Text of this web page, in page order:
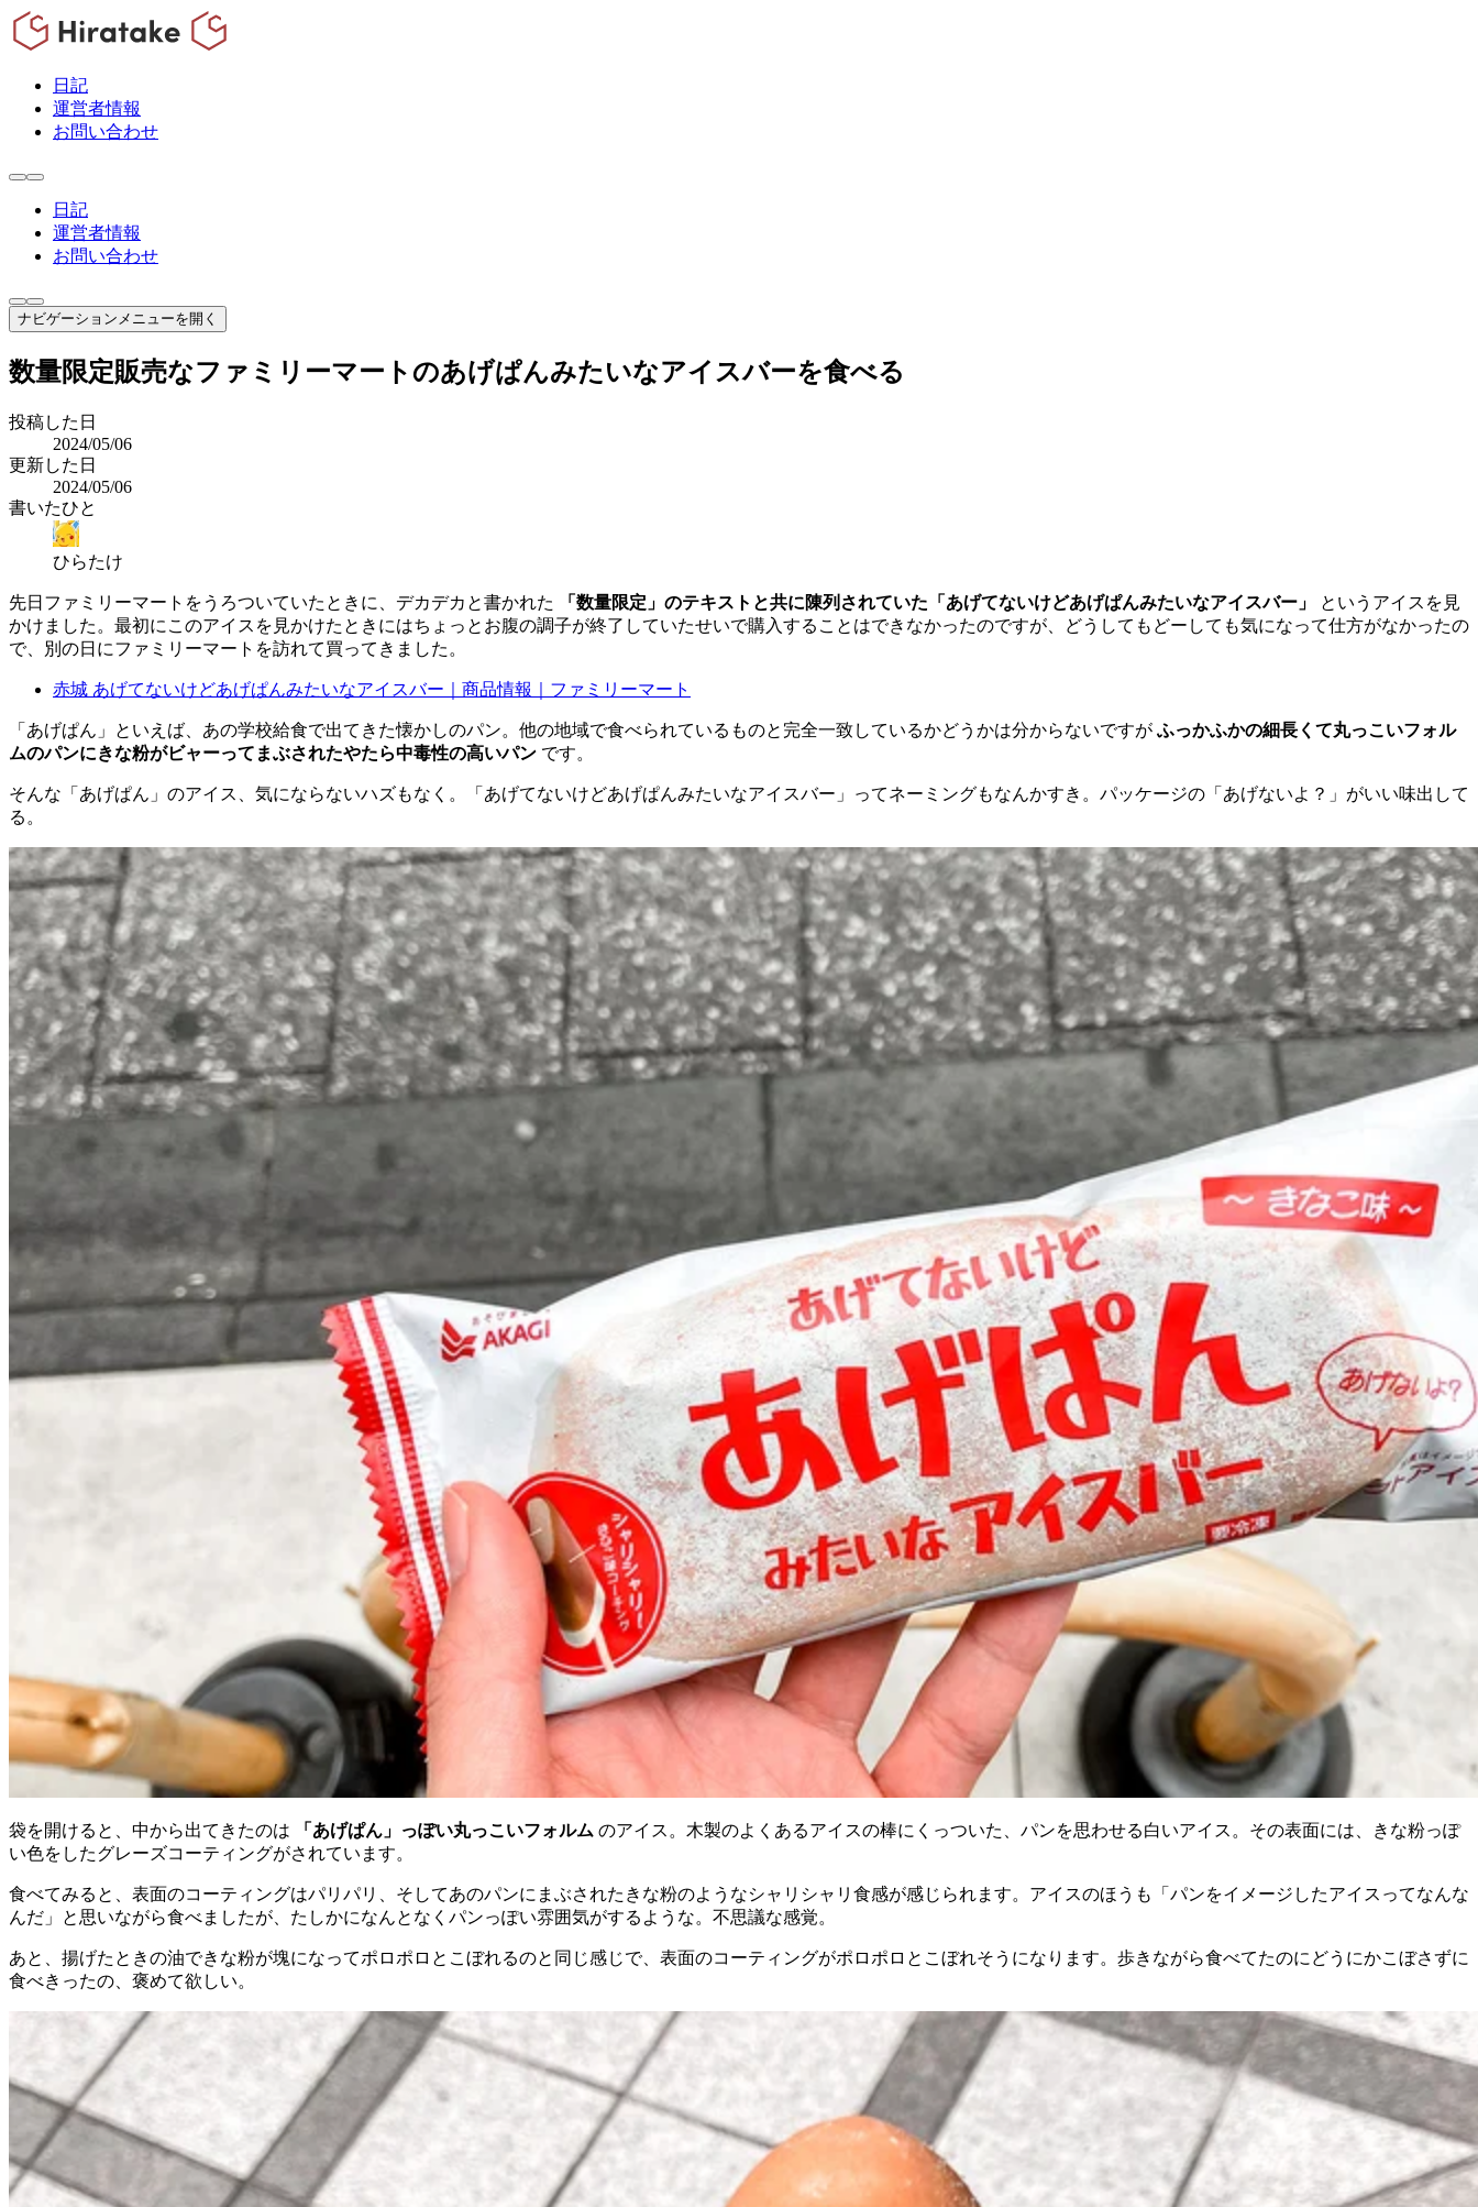
日記
運営者情報
お問い合わせ
日記
運営者情報
お問い合わせ
ナビゲーションメニューを開く
数量限定販売なファミリーマートのあげぱんみたいなアイスバーを食べる
投稿した日
2024/05/06
更新した日
2024/05/06
書いたひと
ひらたけ
先日ファミリーマートをうろついていたときに、デカデカと書かれた 「数量限定」のテキストと共に陳列されていた「あげてないけどあげぱんみたいなアイスバー」
というアイスを見
かけました。最初にこのアイスを見かけたときにはちょっとお腹の調子が終了していたせいで購入することはできなかったのですが、どうしてもどーしても気になって仕方がなかったの
で、別の日にファミリーマートを訪れて買ってきました。
赤城 あげてないけどあげぱんみたいなアイスバー｜商品情報｜ファミリーマート
「あげぱん」といえば、あの学校給食で出てきた懐かしのパン。他の地域で食べられているものと完全一致しているかどうかは分からないですが ふっかふかの細長くて丸っこいフォル
ムのパンにきな粉がビャーってまぶされたやたら中毒性の高いパン です。
そんな「あげぱん」のアイス、気にならないハズもなく。「あげてないけどあげぱんみたいなアイスバー」ってネーミングもなんかすき。パッケージの「あげないよ？」がいい味出して
る。
袋を開けると、中から出てきたのは 「あげぱん」っぽい丸っこいフォルム のアイス。木製のよくあるアイスの棒にくっついた、パンを思わせる白いアイス。その表面には、きな粉っぽ
い色をしたグレーズコーティングがされています。
食べてみると、表面のコーティングはパリパリ、そしてあのパンにまぶされたきな粉のようなシャリシャリ食感が感じられます。アイスのほうも「パンをイメージしたアイスってなんな
んだ」と思いながら食べましたが、たしかになんとなくパンっぽい雰囲気がするような。不思議な感覚。
あと、揚げたときの油できな粉が塊になってポロポロとこぼれるのと同じ感じで、表面のコーティングがポロポロとこぼれそうになります。歩きながら食べてたのにどうにかこぼさずに
食べきったの、褒めて欲しい。